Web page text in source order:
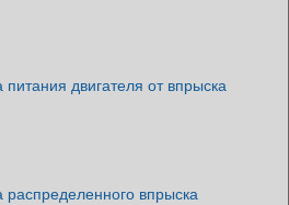
двигателя от впрыска
распределенного впрыска